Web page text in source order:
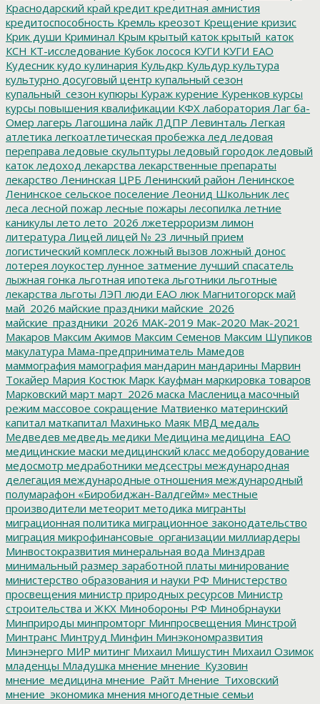
Краснодарский край кредит кредитная амнистия
кредитоспособность Кремль креозот Крещение кризис
Крик души Криминал Крым крытый каток крытый_каток
КСН КТ-исследование Кубок лосося КУГИ КУГИ ЕАО
Кудесник кудо кулинария Кульдкр Кульдур культура
культурно досуговый центр купальный сезон
купальный_сезон купюры Кураж курение Куренков курсы
курсы повышения квалификации КФХ лаборатория Лаг ба-
Омер лагерь Лагошина лайк ЛДПР Левинталь Легкая
атлетика легкоатлетическая пробежка лед ледовая
переправа ледовые скульптуры ледовый городок ледовый
каток ледоход лекарства лекарственные препараты
лекарство Ленинская ЦРБ Ленинский район Ленинское
Ленинское сельское поселение Леонид Школьник лес
леса лесной пожар лесные пожары лесопилка летние
каникулы лето лето_2026 лжетерроризм лимон
литература Лицей лицей № 23 личный прием
логистический комплеск ложный вызов ложный донос
лотерея лоукостер лунное затмение лучший спасатель
лыжная гонка льготная ипотека льготники льготные
лекарства льготы ЛЭП люди ЕАО люк Магнитогорск май
май_2026 майские праздники майские_2026
майские_праздники_2026 МАК-2019 Мак-2020 Мак-2021
Макаров Максим Акимов Максим Семенов Максим Шупиков
макулатура Мама-предприниматель Мамедов
маммография мамография мандарин мандарины Марвин
Токайер Мария Костюк Марк Кауфман маркировка товаров
Марковский март март_2026 маска Масленица масочный
режим массовое сокращение Матвиенко материнский
капитал маткапитал Махинько Маяк МВД медаль
Медведев медведь медики Медицина медицина_ЕАО
медицинские маски медицинский класс медоборудование
медосмотр медработники медсестры международная
делегация международные отношения международный
полумарафон «Биробиджан-Валдгейм» местные
производители метеорит методика мигранты
миграционная политика миграционное законодательство
миграция микрофинансовые_организации миллиардеры
Минвостокразвития минеральная вода Минздрав
минимальный размер заработной платы минирование
министерство образования и науки РФ Министерство
просвещения министр природных ресурсов Министр
строительства и ЖКХ Минобороны РФ Минобрнауки
Минприроды минпромторг Минпросвещения Минстрой
Минтранс Минтруд Минфин Минэкономразвития
Минэнерго МИР митинг Михаил Мишустин Михаил Озимок
младенцы Младушка мнение мнение_Кузовин
мнение_медицина мнение_Райт Мнение_Тиховский
мнение_экономика мнения многодетные семьи